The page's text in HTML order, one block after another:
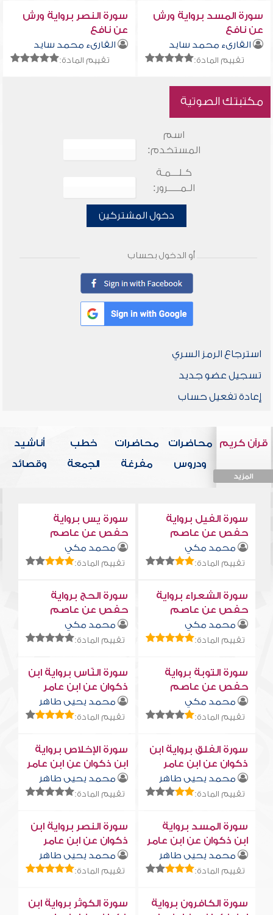
سورة المسد برواية ورش
عن نافع
القارىء محمد سايد
تقييم المادة:
سورة النصر برواية ورش
عن نافع
القارىء محمد سايد
تقييم المادة:
مكتبتك الصوتية
اسم
المستخدم:
كـلـــمـة
الـمـــــرور:
دخول المشتركين
أو الدخول بحساب
استرجاع الرمز السري
تسجيل عضو جديد
إعادة تفعيل حساب
قرآن كريم
المزيد
محاضرات
ودروس
محاضرات
مفرغة
خطب
الجمعة
أناشيد
وقصائد
سورة الفيل برواية
حفص عن عاصم
محمد مكي
تقييم المادة:
سورة يس برواية
حفص عن عاصم
محمد مكي
تقييم المادة:
سورة الشعراء برواية
حفص عن عاصم
محمد مكي
تقييم المادة:
سورة الحج برواية
حفص عن عاصم
محمد مكي
تقييم المادة:
سورة التوبة برواية
حفص عن عاصم
محمد مكي
تقييم المادة:
سورة النّاس برواية ابن
ذكوان عن ابن عامر
محمد يحيى طاهر
تقييم المادة:
سورة الفلق برواية ابن
ذكوان عن ابن عامر
محمد يحيى طاهر
تقييم المادة:
سورة الإخلاص برواية
ابن ذكوان عن ابن عامر
محمد يحيى طاهر
تقييم المادة:
سورة المسد برواية
ابن ذكوان عن ابن عامر
محمد يحيى طاهر
تقييم المادة:
سورة النصر برواية ابن
ذكوان عن ابن عامر
محمد يحيى طاهر
تقييم المادة:
سورة الكافرون برواية
سورة الكوثر برواية ابن